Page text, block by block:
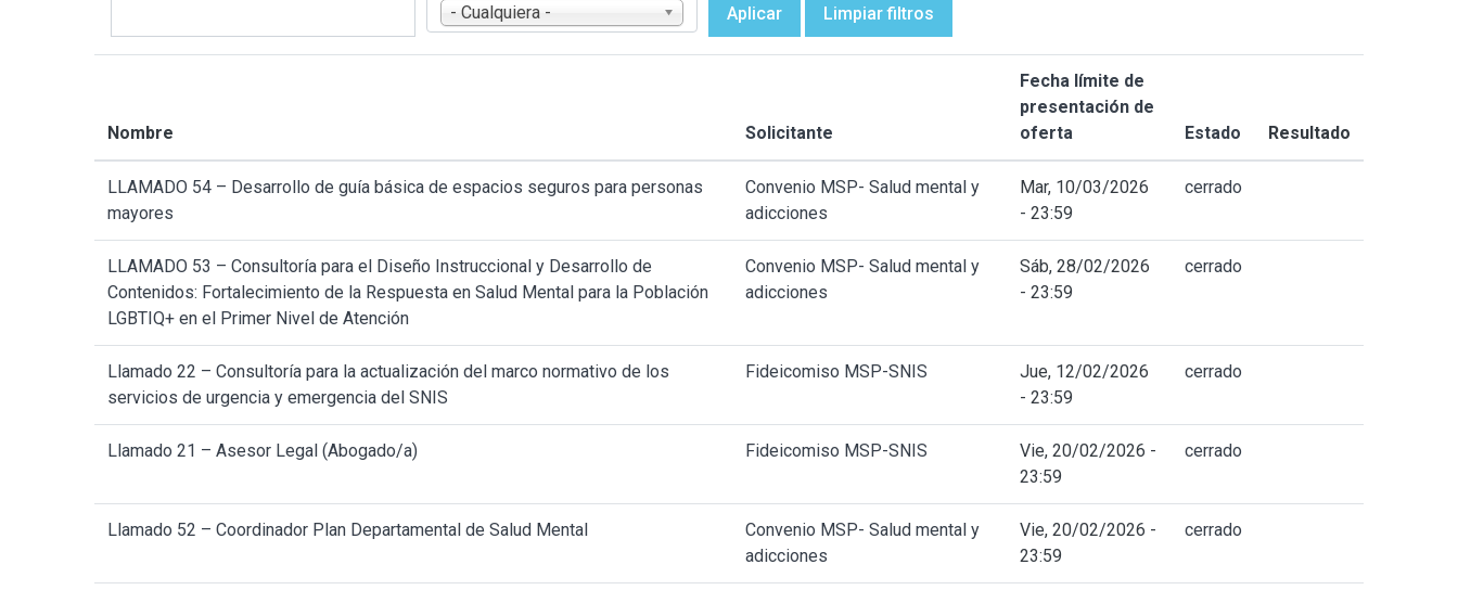
- Cualquiera - Aplicar Limpiar filtros
Nombre Solicitante
Fecha límite de
presentación de
oferta
Estado Resultado
LLAMADO 54 – Desarrollo de guía básica de espacios seguros para personas
mayores
Convenio MSP- Salud mental y
adicciones
Mar, 10/03/2026
- 23:59
cerrado
LLAMADO 53 – Consultoría para el Diseño Instruccional y Desarrollo de
Contenidos: Fortalecimiento de la Respuesta en Salud Mental para la Población
LGBTIQ+ en el Primer Nivel de Atención
Convenio MSP- Salud mental y
adicciones
Sáb, 28/02/2026
- 23:59
cerrado
Llamado 22 – Consultoría para la actualización del marco normativo de los
servicios de urgencia y emergencia del SNIS
Fideicomiso MSP-SNIS
Jue, 12/02/2026
- 23:59
cerrado
Llamado 21 – Asesor Legal (Abogado/a) Fideicomiso MSP-SNIS
Vie, 20/02/2026 -
23:59
cerrado
Llamado 52 – Coordinador Plan Departamental de Salud Mental
Convenio MSP- Salud mental y
adicciones
Vie, 20/02/2026 -
23:59
cerrado